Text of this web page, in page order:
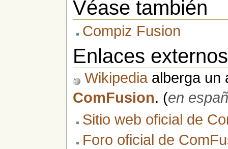
Véase también
Compiz Fusion
Enlaces externos
Wikipedia alberga un
ComFusion. (en
Sitio web oficial de
Foro oficial de